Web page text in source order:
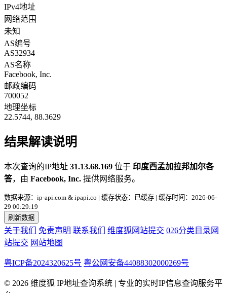
IPv4地址
网络范围
未知
AS编号
AS32934
AS名称
Facebook, Inc.
邮政编码
700052
地理坐标
22.5744, 88.3629
结果解读说明
本次查询的IP地址 31.13.68.169 位于 印度西孟加拉邦加尔各
答，由 Facebook, Inc. 提供网络服务。
数据来源：ip-api.com & ipapi.co | 缓存状态：已缓存 | 缓存时间：2026-06-
29 00:29:19
刷新数据
关于我们 免责声明 联系我们 维度狐网站提交 026分类目录网
站提交 网站地图
粤ICP备2024320625号 粤公网安备44088302000269号
© 2026 维度狐 IP地址查询系统 | 专业的实时IP信息查询服务平